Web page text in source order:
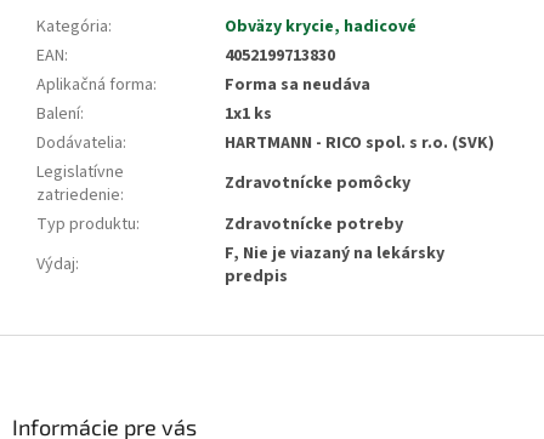
Kategória:
Obväzy krycie, hadicové
EAN:
4052199713830
Aplikačná forma:
Forma sa neudáva
Balení:
1x1 ks
Dodávatelia:
HARTMANN - RICO spol. s r.o. (SVK)
Legislatívne
zatriedenie:
Zdravotnícke pomôcky
Typ produktu:
Zdravotnícke potreby
Výdaj:
F, Nie je viazaný na lekársky
predpis
Informácie pre vás